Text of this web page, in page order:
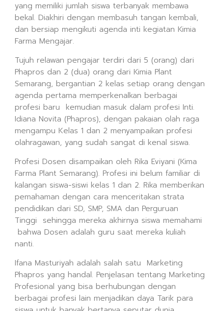
yang memiliki jumlah siswa terbanyak membawa
bekal. Diakhiri dengan membasuh tangan kembali,
dan bersiap mengikuti agenda inti kegiatan Kimia
Farma Mengajar.
Tujuh relawan pengajar terdiri dari 5 (orang) dari
Phapros dan 2 (dua) orang dari Kimia Plant
Semarang, bergantian 2 kelas setiap orang dengan
agenda pertama memperkenalkan berbagai
profesi baru kemudian masuk dalam profesi Inti.
Idiana Novita (Phapros), dengan pakaian olah raga
mengampu Kelas 1 dan 2 menyampaikan profesi
olahragawan, yang sudah sangat di kenal siswa.
Profesi Dosen disampaikan oleh Rika Eviyani (Kima
Farma Plant Semarang). Profesi ini belum familiar di
kalangan siswa-siswi kelas 1 dan 2. Rika memberikan
pemahaman dengan cara menceritakan strata
pendidikan dari SD, SMP, SMA dan Perguruan
Tinggi sehingga mereka akhirnya siswa memahami
bahwa Dosen adalah guru saat mereka kuliah
nanti.
Ifana Masturiyah adalah salah satu Marketing
Phapros yang handal. Penjelasan tentang Marketing
Profesional yang bisa berhubungan dengan
berbagai profesi lain menjadikan daya Tarik para